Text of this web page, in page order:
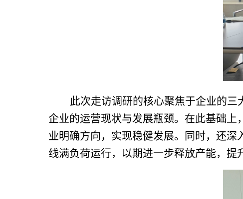
此次走访调研的核心聚焦于企业的
企业的运营现状与发展瓶颈。在此基础
业明确方向，实现稳健发展。同时，还深
线满负荷运行，以期进一步释放产能，提